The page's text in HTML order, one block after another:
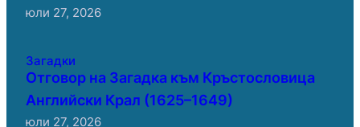
юли 27, 2026
Загадки
Отговор на Загадка към Кръстословица
Английски Крал (1625–1649)
юли 27, 2026